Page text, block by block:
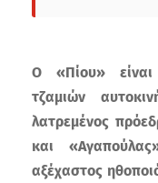
Ο «Πίου» είναι
τζαμιών
λατρεμένος
και
αξέχαστος